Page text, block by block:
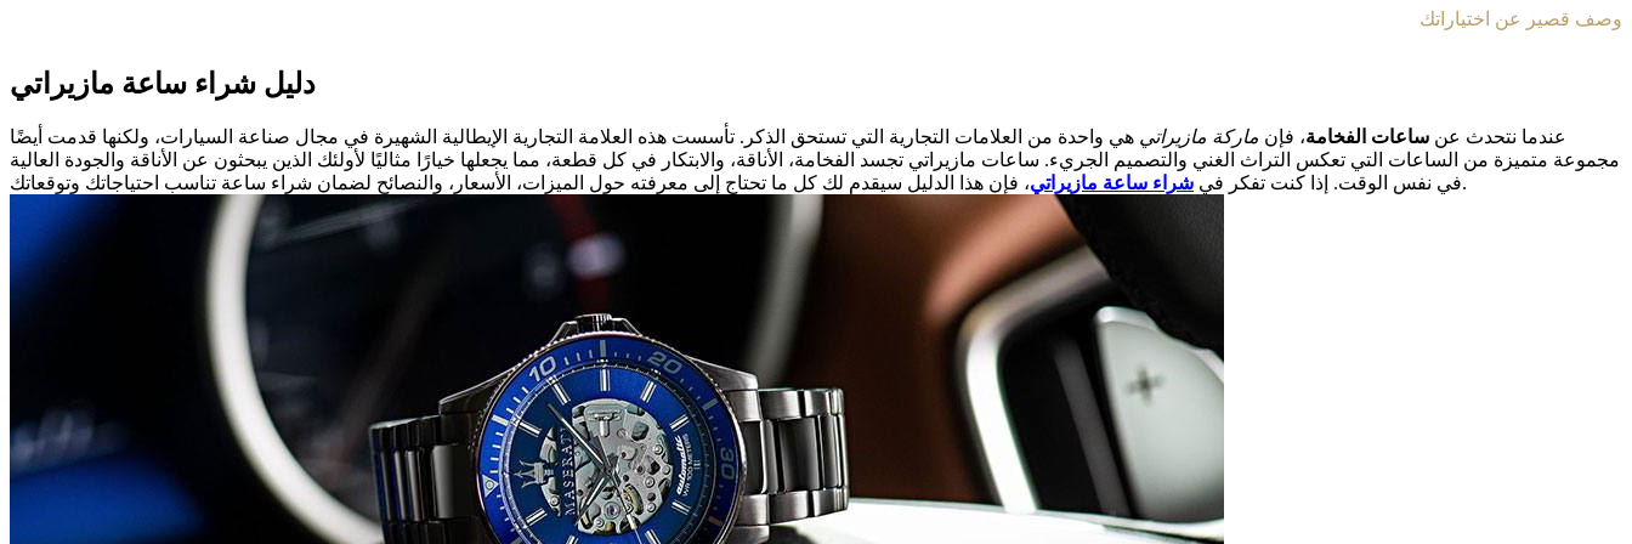
وصف قصير عن اختياراتك
دليل شراء ساعة مازيراتي
عندما نتحدث عن ساعات الفخامة، فإن ماركة مازيراتي هي واحدة من العلامات التجارية التي تستحق الذكر. تأسست هذه العلامة التجارية الإيطالية الشهيرة في مجال صناعة السيارات، ولكنها قدمت أيضًا
مجموعة متميزة من الساعات التي تعكس التراث الغني والتصميم الجريء. ساعات مازيراتي تجسد الفخامة، الأناقة، والابتكار في كل قطعة، مما يجعلها خيارًا مثاليًا لأولئك الذين يبحثون عن الأناقة والجودة العالية
في نفس الوقت. إذا كنت تفكر في شراء ساعة مازيراتي ، فإن هذا الدليل سيقدم لك كل ما تحتاج إلى معرفته حول الميزات، الأسعار، والنصائح لضمان شراء ساعة تناسب احتياجاتك وتوقعاتك.